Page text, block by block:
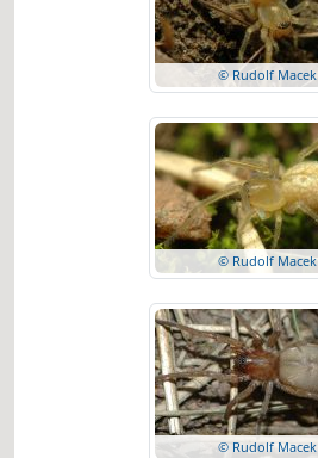
© Rudolf Macek
© Rudolf Macek
© Rudolf Macek